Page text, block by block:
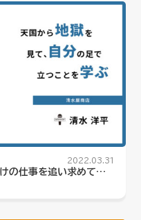
2022.03.31
の仕事を追い求めて…